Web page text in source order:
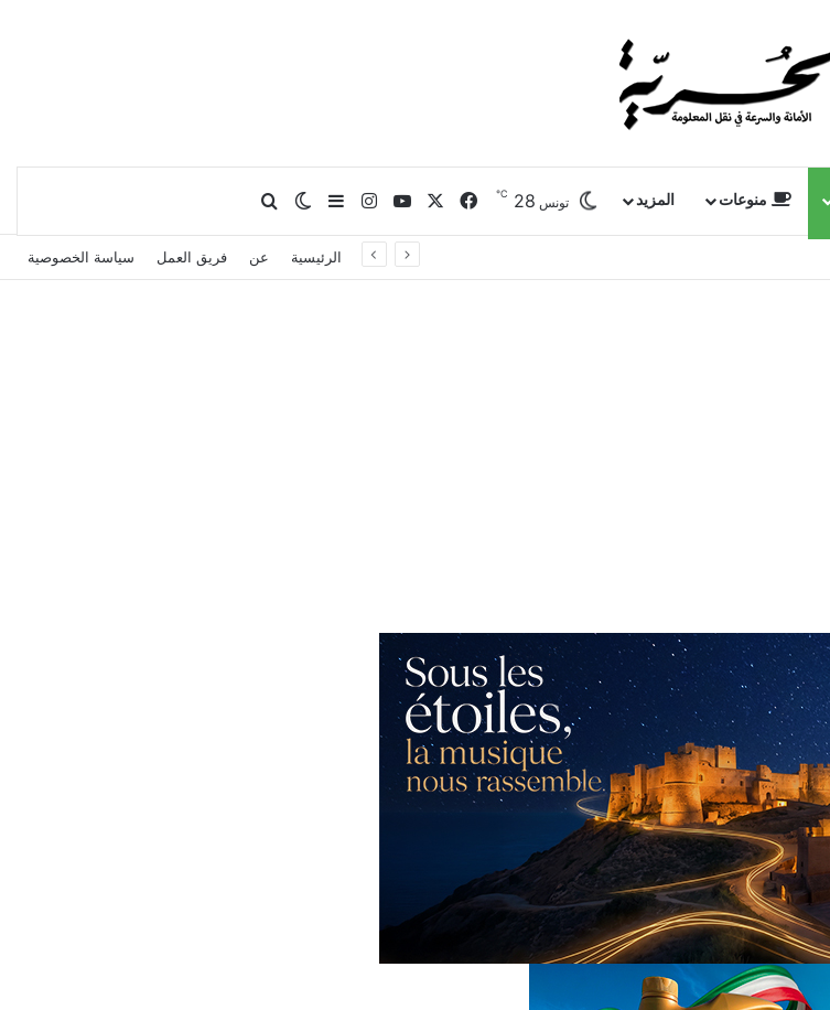
منوعات المزيد تونس 28
℃ فيسبوك يوتيوبانستقرامإضافة عمود جانبي
الوضع المظلم
بحث عن
الرئيسية عن فريق العمل سياسة الخصوصية